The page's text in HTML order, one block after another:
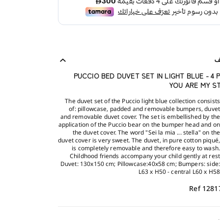
PUCCIO BED DUVET SET IN LIGHT BLUE - 4
YOU ARE MY
The duvet set of the Puccio light blue collection consists
of: pillowcase, padded and removable bumpers, duvet
and removable duvet cover. The set is embellished by the
application of the Puccio bear on the bumper head and on
the duvet cover. The word "Sei la mia ... stella" on the
duvet cover is very sweet. The duvet, in pure cotton piqué,
is completely removable and therefore easy to wash.
Childhood friends accompany your child gently at rest
Duvet: 130x150 cm; Pillowcase:40x58 cm; Bumpers: side:
L63 x H50 - central L60 x H58
Ref